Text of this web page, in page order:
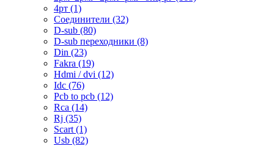
4рт (1)
Cоединители (32)
D-sub (80)
D-sub переходники (8)
Din (23)
Fakra (19)
Hdmi / dvi (12)
Idc (76)
Pcb to pcb (12)
Rca (14)
Rj (35)
Scart (1)
Usb (82)